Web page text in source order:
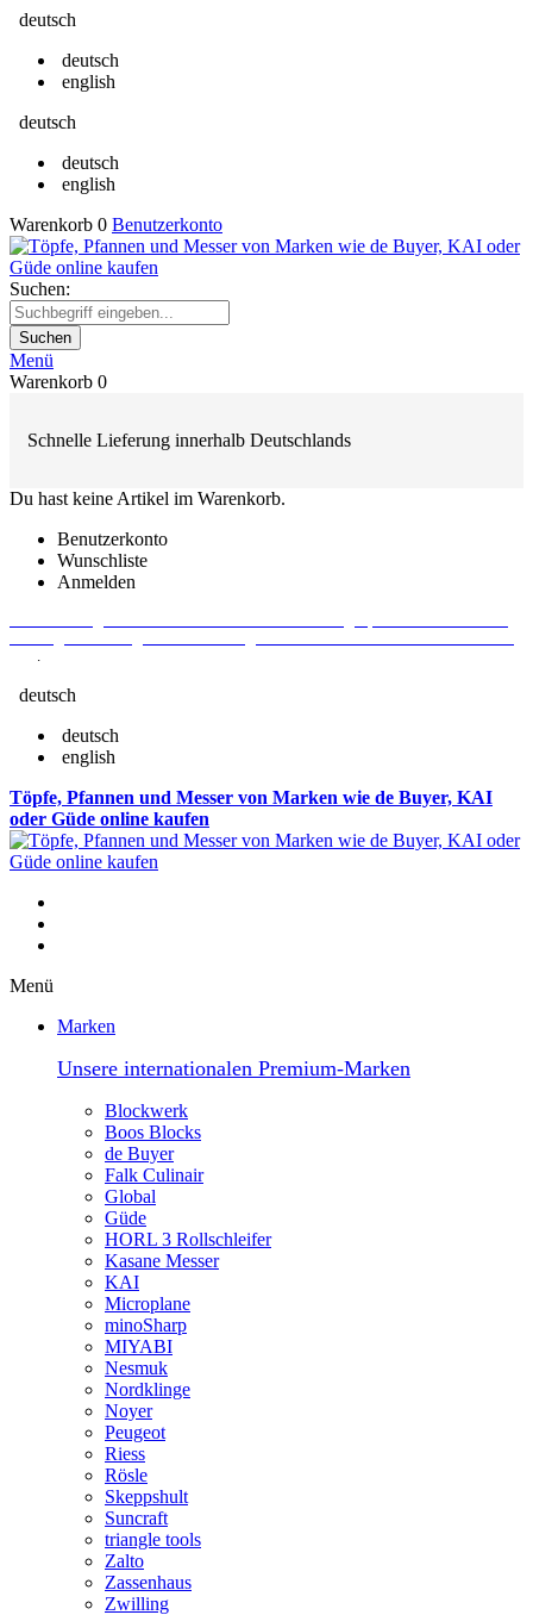
deutsch
deutsch
english
deutsch
deutsch
english
Warenkorb 0 Benutzerkonto
Suchen:
Suchen
Menü
Warenkorb 0
Schnelle Lieferung innerhalb Deutschlands
Du hast keine Artikel im Warenkorb.
Benutzerkonto
Wunschliste
Anmelden
.
deutsch
deutsch
english
Töpfe, Pfannen und Messer von Marken wie de Buyer, KAI
oder Güde online kaufen
Menü
Marken
Unsere internationalen Premium-Marken
Blockwerk
Boos Blocks
de Buyer
Falk Culinair
Global
Güde
HORL 3 Rollschleifer
Kasane Messer
KAI
Microplane
minoSharp
MIYABI
Nesmuk
Nordklinge
Noyer
Peugeot
Riess
Rösle
Skeppshult
Suncraft
triangle tools
Zalto
Zassenhaus
Zwilling